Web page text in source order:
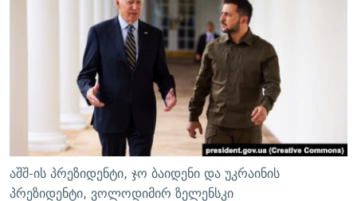
ᲛᲝᲚᲐᲞᲐᲠᲐᲙᲔ ᲢᲔᲥᲡᲢᲔᲑᲘ
ᲨᲘᲜ - ᲣᲪᲮᲝᲔᲗᲨᲘ
ᲚᲘᲢᲔᲠᲐᲢᲣᲠᲣᲚᲘ ᲬᲐᲮᲜᲐᲒᲔᲑᲘ
ᲐᲛᲔᲠᲘᲙᲣᲚᲘ ᲛᲝᲗᲮᲠᲝᲑᲐ
ᲘᲛᲞᲔᲠᲘᲐ ᲓᲐ ᲠᲐᲓᲘᲝ
ᲩᲔᲛᲘ ᲡᲘᲙᲕᲓᲘᲚᲘᲡ ᲛᲘᲖᲔᲖᲘᲐ COVID-19
11 ᲬᲔᲚᲘ - 11 ᲐᲛᲑᲐᲕᲘ
ᲡᲐᲞᲐᲠᲚᲐᲛᲔᲜᲢᲝ ᲐᲠᲩᲔᲕᲜᲔᲑᲘᲡ ᲘᲡᲢᲝᲠᲘᲐ
ᲑᲐᲕᲨᲕᲔᲑᲘ ᲞᲠᲝᲡᲢᲘᲢᲣᲪᲘᲐᲨᲘ - ᲐᲛᲝᲣᲗᲥᲛᲔᲚᲘ ᲐᲛᲑᲐᲕᲘ
5 ᲐᲛᲑᲐᲕᲘ - 20 ᲘᲕᲜᲘᲡᲡ ᲓᲐᲨᲐᲕᲔᲑᲣᲚᲔᲑᲘ
ᲐᲒᲕᲘᲡᲢᲝᲡ ᲝᲛᲘ
ПРИВЕТ ᲙᲣᲚᲢᲣᲠᲐ
რთე/რთ-ის ყველა საიტი
აშშ-ის პრეზიდენტი, ჯო ბაიდენი და უკრაინის
პრეზიდენტი, ვოლოდიმირ ზელენსკი